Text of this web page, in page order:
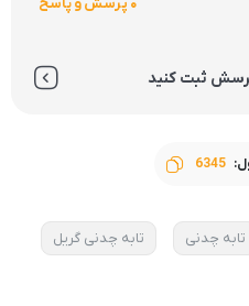
0 پرسش و پاسخ
پرسش ثبت کنید
6345
تابه چدنی تابه چدنی گریل